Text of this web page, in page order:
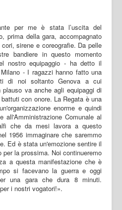
per me è stata l’uscita del
prima della gara, accompagnato
sirene e coreografie. Da pelle
bandiere in questo momento
nostro equipaggio - ha detto il
- I ragazzi hanno fatto una
di noi soltanto Genova a cui
va anche agli equipaggi di
con onore. La Regata è una
enorme e quindi
all'Amministrazione Comunale al
che da mesi lavora a questo
1956 immaginare che saremmo
Ed è stata un'emozione sentire il
la prossima. Noi continueremo
a questa manifestazione che è
si facevano la guerra e oggi
una gara che dura 8 minuti.
i nostri vogatori!».